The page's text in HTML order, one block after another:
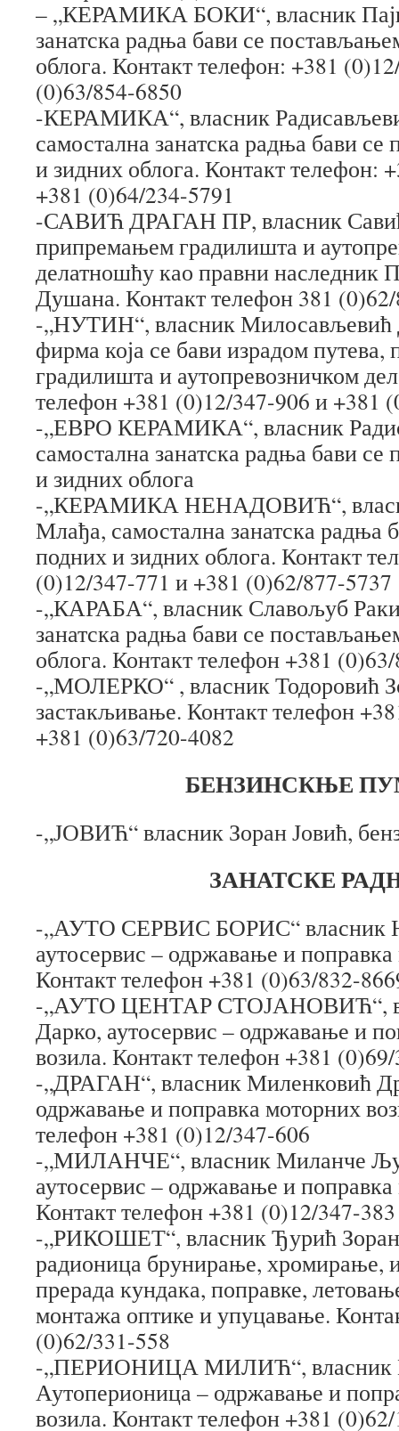
– „КЕРАМИКА БОКИ“, власник
занатска радња бави се
облога. Контакт телефон: +381
(0)63/854-6850
-КЕРАМИКА“, власник
самостална занатска радња бави
и зидних облога. Контакт телефон:
+381 (0)64/234-5791
-САВИЋ ДРАГАН ПР, власник
припремањем градилишта и
делатношћу као правни наследник
Душана. Контакт телефон 381
-„НУТИН“, власник Милосављевић
фирма која се бави израдом
градилишта и аутопревозничком
телефон +381 (0)12/347-906 и +381
-„ЕВРО КЕРАМИКА“, власник
самостална занатска радња бави
и зидних облога
-„КЕРАМИКА НЕНАДОВИЋ“,
Млађа, самостална занатска радња
подних и зидних облога. Контакт
(0)12/347-771 и +381 (0)62/877-5737
-„КАРАБА“, власник Славољуб
занатска радња бави се
облога. Контакт телефон +381
-„МОЛЕРКО“ , власник Тодоровић
застакљивање. Контакт телефон
+381 (0)63/720-4082
БЕНЗИНСКЊЕ
-„ЈОВИЋ“ власник Зоран Јовић,
ЗАНАТСКЕ
-„АУТО СЕРВИС БОРИС“ власник
аутосервис – одржавање и
Контакт телефон +381 (0)63/832-
-„АУТО ЦЕНТАР СТОЈАНОВИЋ“,
Дарко, аутосервис – одржавање и
возила. Контакт телефон +381
-„ДРАГАН“, власник Миленковић
одржавање и поправка моторних
телефон +381 (0)12/347-606
-„МИЛАНЧЕ“, власник Миланче
аутосервис – одржавање и
Контакт телефон +381 (0)12/347-383
-„РИКОШЕТ“, власник Ђурић
радионица брунирање, хромирање,
прерада кундака, поправке,
монтажа оптике и упуцавање.
(0)62/331-558
-„ПЕРИОНИЦА МИЛИЋ“, власник
Аутоперионица – одржавање и
возила. Контакт телефон +381